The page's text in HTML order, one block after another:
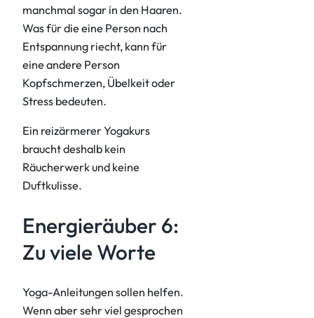
manchmal sogar in den Haaren.
Was für die eine Person nach
Entspannung riecht, kann für
eine andere Person
Kopfschmerzen, Übelkeit oder
Stress bedeuten.
Ein reizärmerer Yogakurs
braucht deshalb kein
Räucherwerk und keine
Duftkulisse.
Energieräuber 6:
Zu viele Worte
Yoga-Anleitungen sollen helfen.
Wenn aber sehr viel gesprochen